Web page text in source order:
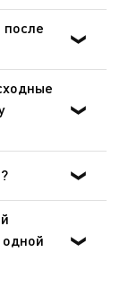
нельзя мыть
для мытья
Длякоторые
веб-
для вашего
разделе